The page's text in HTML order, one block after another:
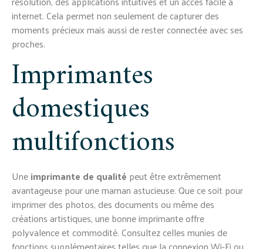
internet. Cela permet non seulement de capturer des
moments précieux mais aussi de rester connectée avec ses
proches.
Imprimantes
domestiques
multifonctions
Uneimprimante de qualité peut être extrêmement
avantageuse pour une maman astucieuse. Que ce soit pour
imprimer des photos, des documents ou même des
créations artistiques, une bonne imprimante offre
polyvalence et commodité. Consultez celles munies de